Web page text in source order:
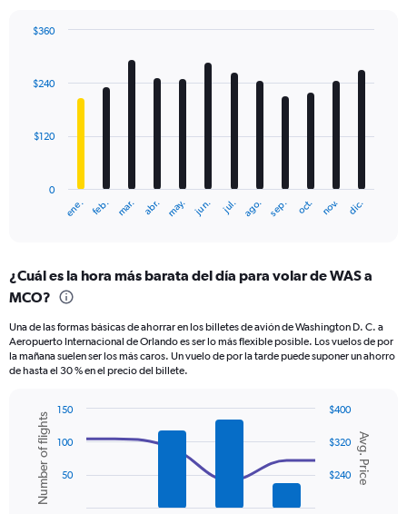
with
12
The
Range:
12
The
chart
has
axis
displaying
values.
Range:
ene. feb. mar. abr. may. jun. jul. ago. sep. oct. nov. dic.
0
$120
$240
$360
¿Cuál es la hora más barata del día para volar de WAS a
MCO?
Una de las formas básicas de ahorrar en los billetes de avión de Washington D. C. a
Aeropuerto Internacional de Orlando es ser lo más flexible posible. Los vuelos de por
la mañana suelen ser los más caros. Un vuelo de por la tarde puede suponer un ahorro
de hasta el 30 % en el precio del billete.
Combination
chart
with
data
series.
Chart
graphic.
Avg. Price
Number of flights $240
$320
$400
50
100
150